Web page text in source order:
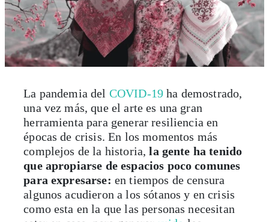
La pandemia del COVID-19 ha demostrado,
una vez más, que el arte es una gran
herramienta para generar resiliencia en
épocas de crisis. En los momentos más
complejos de la historia, la gente ha tenido
que apropiarse de espacios poco comunes
para expresarse: en tiempos de censura
algunos acudieron a los sótanos y en crisis
como esta en la que las personas necesitan